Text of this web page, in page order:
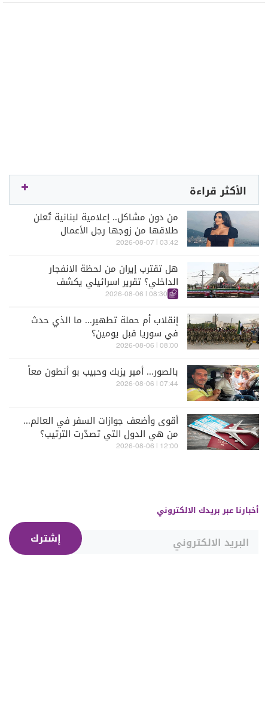
الأكثر قراءة
من دون مشاكل.. إعلامية لبنانية تُعلن
طلاقها من زوجها رجل الأعمال
03:42 | 2026-08-07
هل تقترب إيران من لحظة الانفجار
الداخلي؟ تقرير اسرائيلي يكشف
الكواليس
08:30 | 2026-08-06
إنقلاب أم حملة تطهير... ما الذي حدث
في سوريا قبل يومين؟
08:00 | 2026-08-06
بالصور... أمير يزبك وحبيب بو أنطون معاً
07:44 | 2026-08-06
أقوى وأضعف جوازات السفر في العالم...
من هي الدول التي تصدّرت الترتيب؟
12:00 | 2026-08-06
أخبارنا عبر بريدك الالكتروني
إشترك